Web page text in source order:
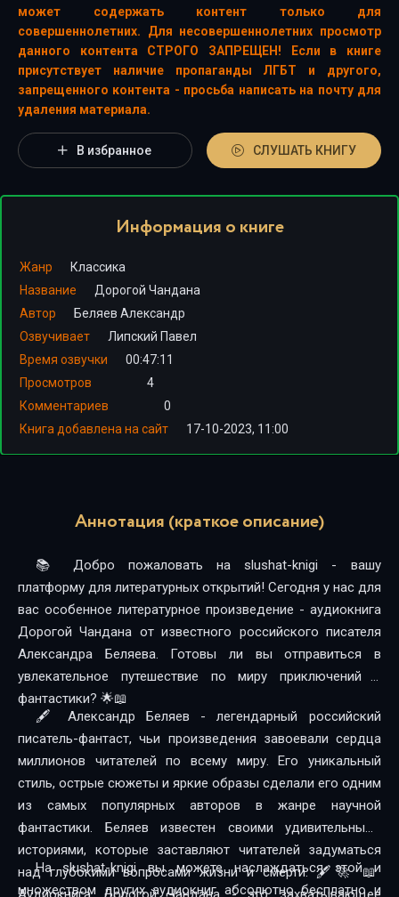
может содержать контент только для
совершеннолетних. Для несовершеннолетних просмотр
данного контента СТРОГО ЗАПРЕЩЕН! Если в книге
присутствует наличие пропаганды ЛГБТ и другого,
запрещенного контента - просьба написать на почту для
удаления материала.
В избранное СЛУШАТЬ КНИГУ
Информация о книге
Жанр
Классика
Название
Дорогой Чандана
Автор
Беляев Александр
Озвучивает
Липский Павел
Время озвучки
00:47:11
Просмотров
4
Комментариев
0
Книга добавлена на сайт
17-10-2023, 11:00
Аннотация (краткое описание)
📚 Добро пожаловать на slushat-knigi - вашу
платформу для литературных открытий! Сегодня у нас для
вас особенное литературное произведение - аудиокнига
Дорогой Чандана от известного российского писателя
Александра Беляева. Готовы ли вы отправиться в
увлекательное путешествие по миру приключений и
фантастики? 🌟📖
🖋️ Александр Беляев - легендарный российский
писатель-фантаст, чьи произведения завоевали сердца
миллионов читателей по всему миру. Его уникальный
стиль, острые сюжеты и яркие образы сделали его одним
из самых популярных авторов в жанре научной
фантастики. Беляев известен своими удивительными
историями, которые заставляют читателей задуматься
над глубокими вопросами жизни и смерти. 🖋️🚀 📖
На slushat-knigi вы можете наслаждаться этой и
множеством других аудиокниг абсолютно бесплатно и